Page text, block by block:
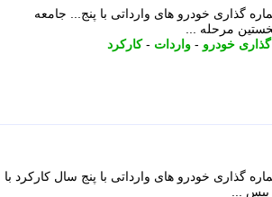
گذاری خودرو های وارداتی با پنج... جامعه
مرحله ...
خودرو - واردات -کارکرد
گذاری خودرو های وارداتی با پنج سال کارکرد با
...